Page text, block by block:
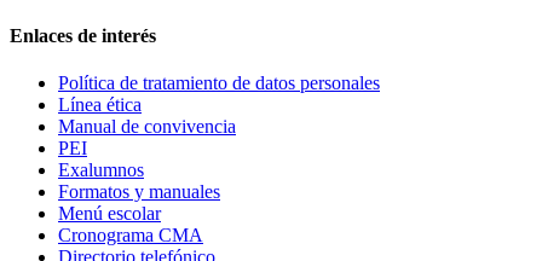
Enlaces de interés
Política de tratamiento de datos personales
Línea ética
Manual de convivencia
PEI
Exalumnos
Formatos y manuales
Menú escolar
Cronograma CMA